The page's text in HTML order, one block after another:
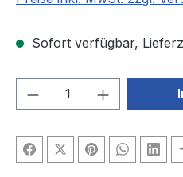
Sofort verfügbar,
Produkt Anzahl: